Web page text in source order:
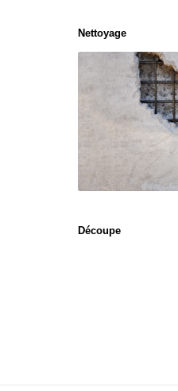
Nettoyage
Découpe